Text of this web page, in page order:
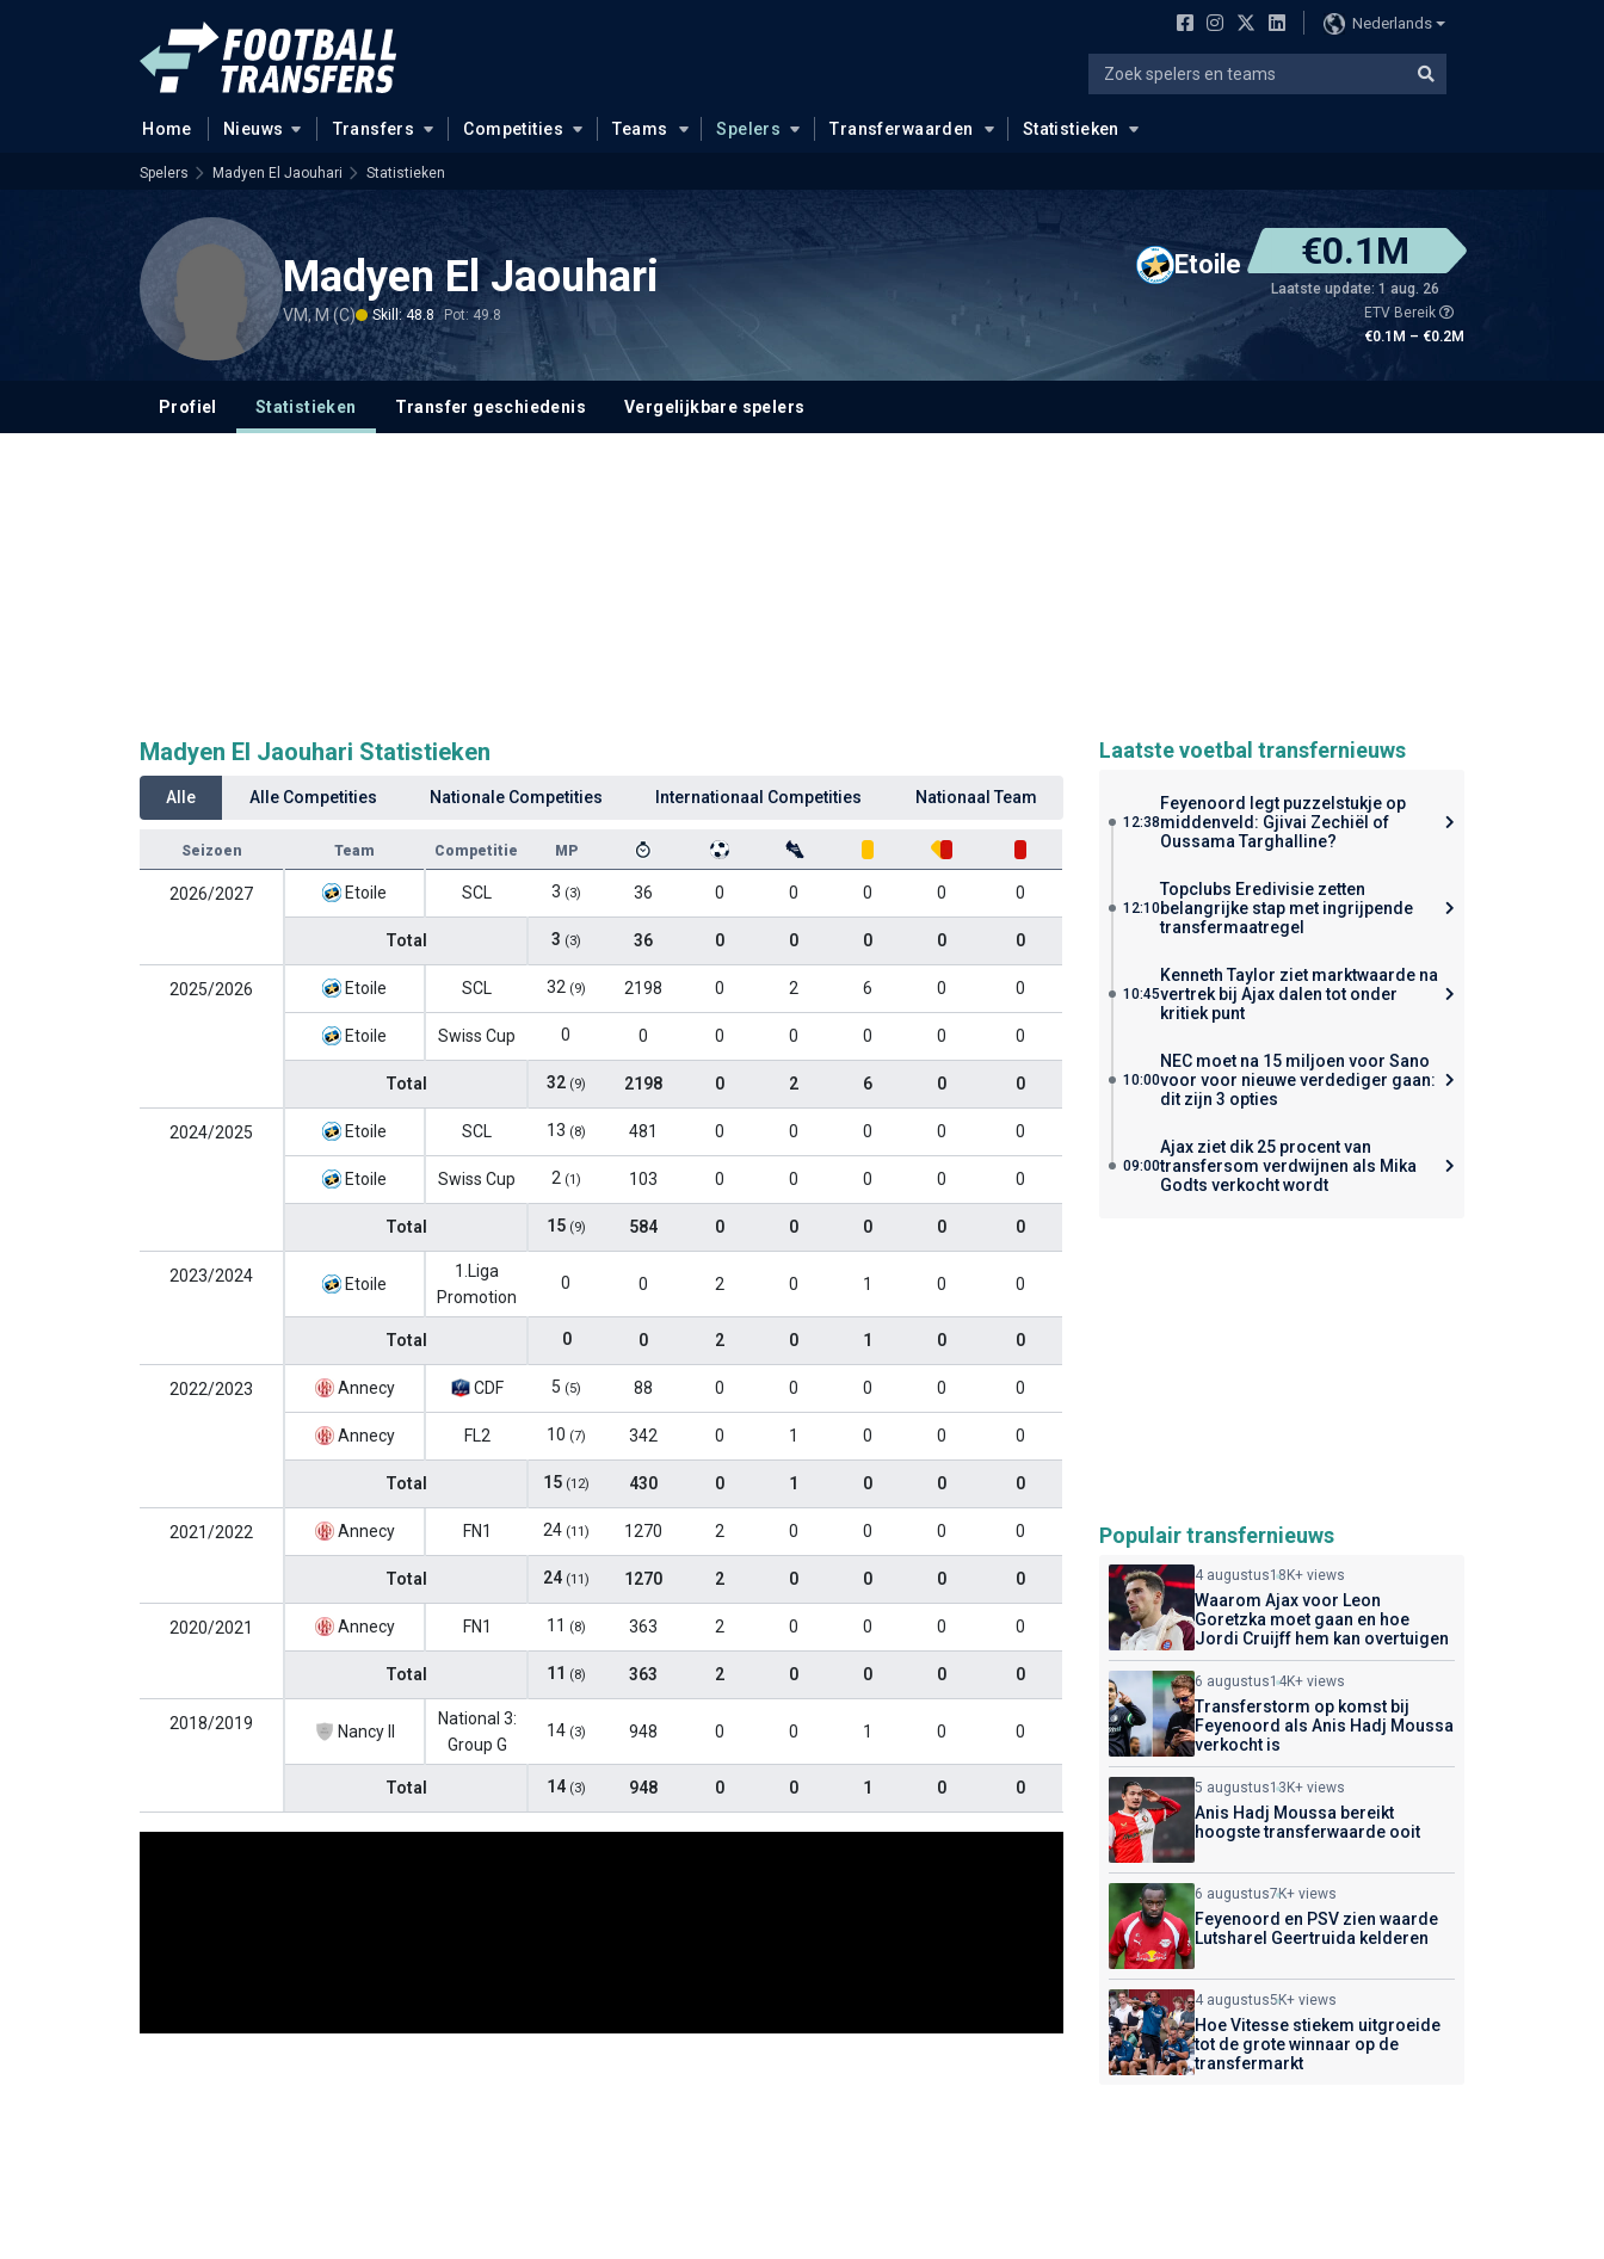
Nederlands
Home Nieuws Transfers Competities Teams Spelers Transferwaarden Statistieken
Spelers Madyen El Jaouhari Statistieken
Madyen El Jaouhari
VM, M (C) Skill: 48.8 Pot: 49.8
Etoile €0.1M
Laatste update: 1 aug. 26
ETV Bereik
€0.1M – €0.2M
Profiel Statistieken Transfer geschiedenis Vergelijkbare spelers
Madyen El Jaouhari Statistieken
Alle Alle Competities Nationale Competities Internationaal Competities Nationaal Team
Seizoen Team Competitie MP
2026/2027 Etoile SCL 3 (3) 36 0 0 0 0 0
Total 3 (3) 36 0 0 0 0 0
2025/2026 Etoile SCL 32 (9) 2198 0 2 6 0 0
Etoile Swiss Cup 0 0 0 0 0 0 0
Total 32 (9) 2198 0 2 6 0 0
2024/2025 Etoile SCL 13 (8) 481 0 0 0 0 0
Etoile Swiss Cup 2 (1) 103 0 0 0 0 0
Total 15 (9) 584 0 0 0 0 0
2023/2024 Etoile
1.Liga
Promotion
0 0 2 0 1 0 0
Total 0 0 2 0 1 0 0
2022/2023 Annecy CDF 5 (5) 88 0 0 0 0 0
Annecy FL2 10 (7) 342 0 1 0 0 0
Total 15 (12) 430 0 1 0 0 0
2021/2022 Annecy FN1 24 (11) 1270 2 0 0 0 0
Total 24 (11) 1270 2 0 0 0 0
2020/2021 Annecy FN1 11 (8) 363 2 0 0 0 0
Total 11 (8) 363 2 0 0 0 0
2018/2019 Nancy II
National 3:
Group G
14 (3) 948 0 0 1 0 0
Total 14 (3) 948 0 0 1 0 0
Laatste voetbal transfernieuws
12:38
Feyenoord legt puzzelstukje op
middenveld: Gjivai Zechiël of
Oussama Targhalline?
12:10
Topclubs Eredivisie zetten
belangrijke stap met ingrijpende
transfermaatregel
10:45
Kenneth Taylor ziet marktwaarde na
vertrek bij Ajax dalen tot onder
kritiek punt
10:00
NEC moet na 15 miljoen voor Sano
voor voor nieuwe verdediger gaan:
dit zijn 3 opties
09:00
Ajax ziet dik 25 procent van
transfersom verdwijnen als Mika
Godts verkocht wordt
Populair transfernieuws
4 augustus18K+ views
Waarom Ajax voor Leon
Goretzka moet gaan en hoe
Jordi Cruijff hem kan overtuigen
6 augustus14K+ views
Transferstorm op komst bij
Feyenoord als Anis Hadj Moussa
verkocht is
5 augustus13K+ views
Anis Hadj Moussa bereikt
hoogste transferwaarde ooit
6 augustus7K+ views
Feyenoord en PSV zien waarde
Lutsharel Geertruida kelderen
4 augustus5K+ views
Hoe Vitesse stiekem uitgroeide
tot de grote winnaar op de
transfermarkt